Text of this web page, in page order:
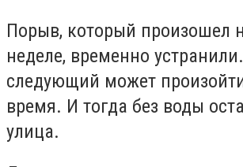
Порыв, который произошел
неделе, временно
следующий может
время. И тогда без воды
улица.